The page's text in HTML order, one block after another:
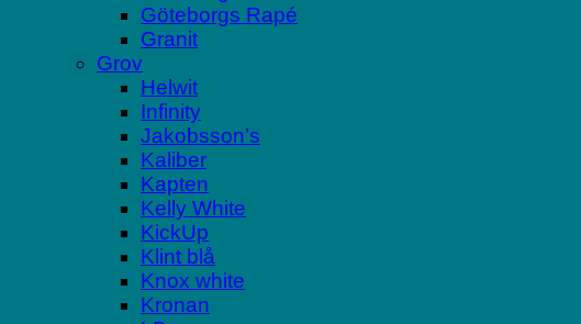
Göteborgs Rapé
Granit
Grov
Helwit
Infinity
Jakobsson’s
Kaliber
Kapten
Kelly White
KickUp
Klint blå
Knox white
Kronan